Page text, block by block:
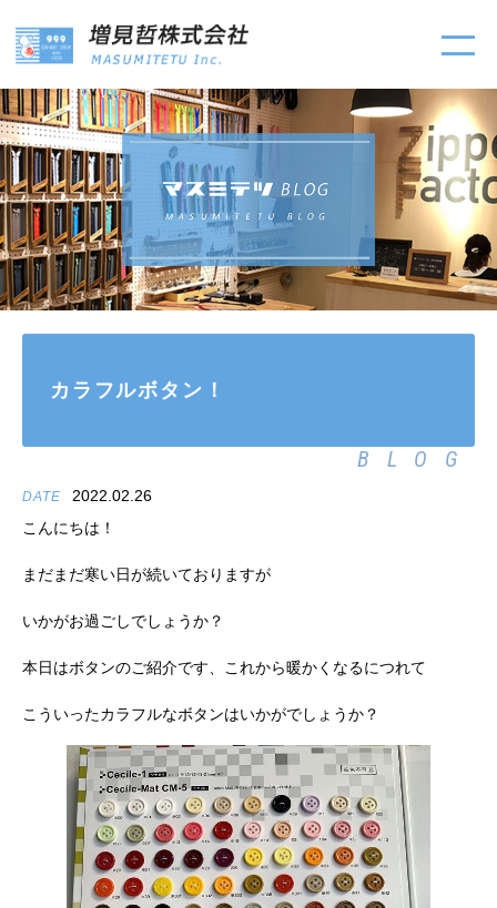
カラフルボタン！
BLOG
DATE
2022.02.26
こんにちは！
まだまだ寒い日が続いておりますが
いかがお過ごしでしょうか？
本日はボタンのご紹介です、これから暖かくなるにつれて
こういったカラフルなボタンはいかがでしょうか？